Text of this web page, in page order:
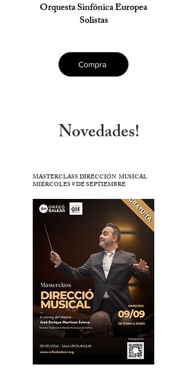
Orquesta Sinfónica Europea
Solistas
Compra
Novedades!
MASTERCLASS DIRECCIÓN MUSICAL
MIÉRCOLES 9 DE SEPTIEMBRE